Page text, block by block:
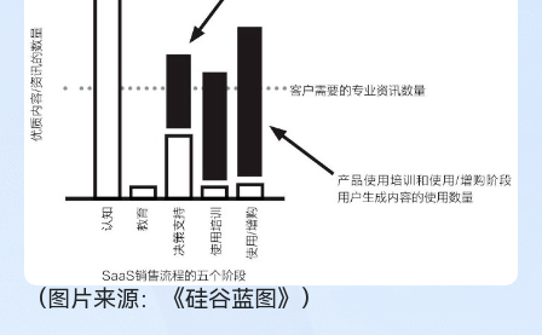
（图片来源：《硅谷蓝图》）